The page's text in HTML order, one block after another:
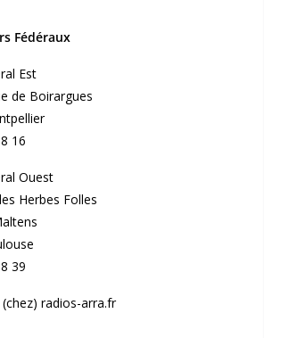
Fédéraux
Est
de Boirargues
16
Ouest
Herbes Folles
39
radios-arra.fr